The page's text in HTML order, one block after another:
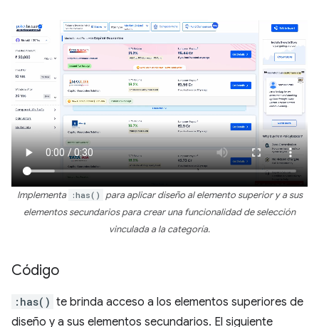
Implementa :has() para aplicar diseño al elemento superior y a sus
elementos secundarios para crear una funcionalidad de selección
vinculada a la categoría.
Código
:has() te brinda acceso a los elementos superiores de
diseño y a sus elementos secundarios. El siguiente